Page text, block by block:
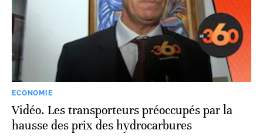
ECONOMIE
Vidéo. Les transporteurs préoccupés par la
hausse des prix des hydrocarbures